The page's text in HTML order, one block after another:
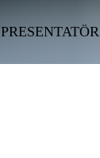
PRESENTATÖR